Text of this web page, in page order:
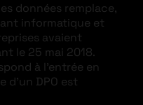
données remplace,
informatique et
avaient
le 25 mai 2018.
à l’entrée en
d’un DPO est